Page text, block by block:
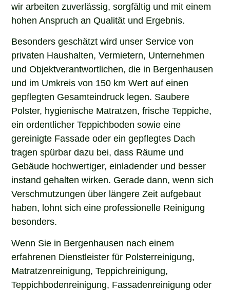
wir arbeiten zuverlässig, sorgfältig und mit einem
hohen Anspruch an Qualität und Ergebnis.
Besonders geschätzt wird unser Service von
privaten Haushalten, Vermietern, Unternehmen
und Objektverantwortlichen, die in Bergenhausen
und im Umkreis von 150 km Wert auf einen
gepflegten Gesamteindruck legen. Saubere
Polster, hygienische Matratzen, frische Teppiche,
ein ordentlicher Teppichboden sowie eine
gereinigte Fassade oder ein gepflegtes Dach
tragen spürbar dazu bei, dass Räume und
Gebäude hochwertiger, einladender und besser
instand gehalten wirken. Gerade dann, wenn sich
Verschmutzungen über längere Zeit aufgebaut
haben, lohnt sich eine professionelle Reinigung
besonders.
Wenn Sie in Bergenhausen nach einem
erfahrenen Dienstleister für Polsterreinigung,
Matratzenreinigung, Teppichreinigung,
Teppichbodenreinigung, Fassadenreinigung oder